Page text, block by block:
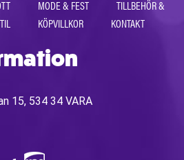
MODE & FEST
TILLBEHÖR &
KÖPVILLKOR KONTAKT
15, 534 34 VARA